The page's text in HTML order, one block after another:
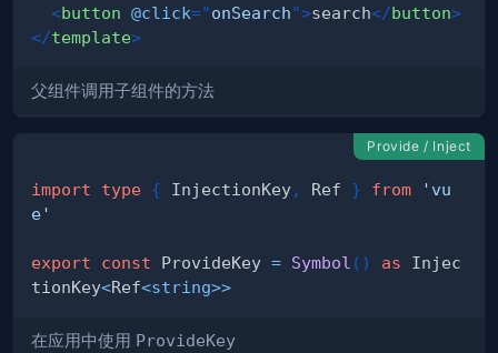
<button @click="onSearch">search</button>
</template>
父组件调用子组件的方法
Provide / Inject
import type { InjectionKey, Ref } from
'vu
e'
export const ProvideKey = Symbol ( ) as Injec
tionKey<Ref<string>>
在应用中使用 ProvideKey